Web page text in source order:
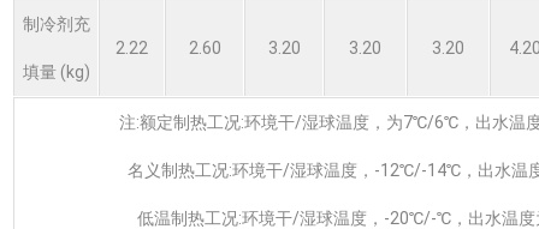
制冷剂充
填量 (kg)
2.22 2.60 3.20 3.20 3.20
注:额定制热工况:环境干/湿球温度，为7℃/6℃，出水温
名义制热工况:环境干/湿球温度，-12℃/-14℃，出水温
低温制热工况:环境干/湿球温度，-20℃/-℃，出水温